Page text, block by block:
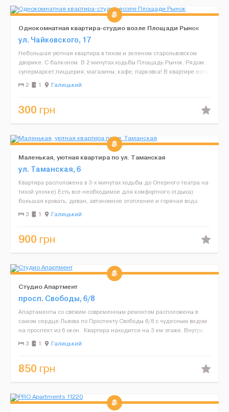
Однокомнатная квартира-студио возле Площади Рынок
ул. Чайковского, 17
Небольшая уютная квартира в тихом и зеленом старольвовском
дворике. С балконом. В 2 минутах ходьбы Площадь Рынок. Рядом:
супермаркет;пиццерия; магазины; кафе; парковка! В квартире есть
всё необходимое для проживания: постоянное ...
2 1 Галицький
300 грн
Маленькая, уютная квартира по ул. Таманская
ул. Таманская, 6
Квартира расположена в 3-х минутах ходьбы до Оперного театра на
тихой улочке) Есть все необходимое для комфортного отдыха)
большая кровать, диван, автономное отопление и горячая вода
круглосуточно) Wi-Fi, необходимая бытовая ...
3 1 Галицький
900 грн
Студио Апартмент
просп. Свободы, 6/8
Апартаменты со свежим современным ремонтом расположены в
самом сердце Львова по Проспекту Свободы 6/8 с чудесным видом
на проспект из 6 окон. Квартира находится на 3 ем этаже. Внутри
есть 2 спальная кровать с качественным ма...
3 1 Галицький
850 грн